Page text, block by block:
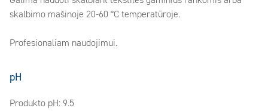
skalbimo mašinoje 20-60 °C temperatūroje.
Profesionaliam naudojimui.
pH
Produkto pH: 9.5